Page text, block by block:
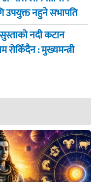
उपयुक्त नहुने सभापति
नदी कटान
रोकिँदैन : मुख्यमन्त्री